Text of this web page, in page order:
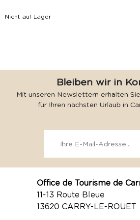
Nicht auf Lager
Bleiben wir in
Mit unseren Newslettern erhalten
für Ihren nächsten Urlaub in
Office de Tourisme de
11-13 Route Bleue
13620 CARRY-LE-ROUET